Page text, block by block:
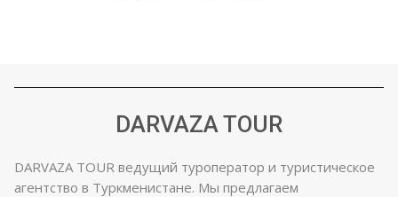
DARVAZA TOUR
DARVAZA TOUR ведущий туроператор и туристическое
агентство в Туркменистане. Мы предлагаем